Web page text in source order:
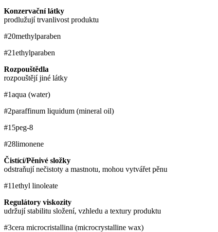
Konzervační látky
prodlužují trvanlivost produktu
#20methylparaben
#21ethylparaben
Rozpouštědla
rozpouštějí jiné látky
#1aqua (water)
#2paraffinum liquidum (mineral oil)
#15peg-8
#28limonene
Čistící/Pěnivé složky
odstraňují nečistoty a mastnotu, mohou vytvářet pěnu
#11ethyl linoleate
Regulátory viskozity
udržují stabilitu složení, vzhledu a textury produktu
#3cera microcristallina (microcrystalline wax)